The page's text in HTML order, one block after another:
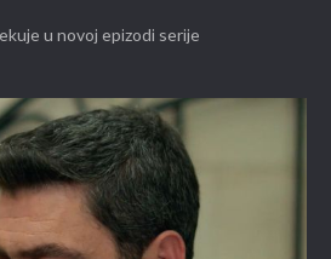
u novoj epizodi serije